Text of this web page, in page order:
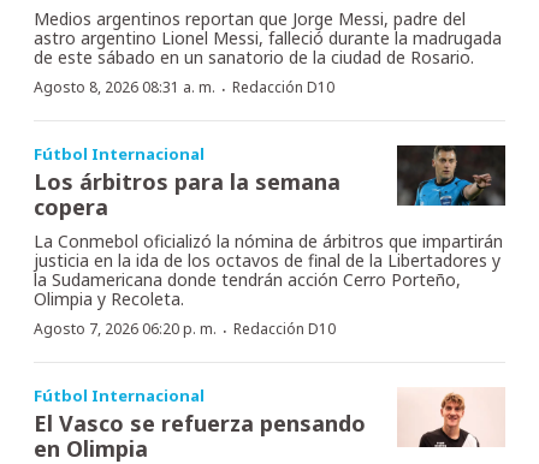
Medios argentinos reportan que Jorge Messi, padre del
astro argentino Lionel Messi, falleció durante la madrugada
de este sábado en un sanatorio de la ciudad de Rosario.
Agosto 8, 2026 08:31 a. m. · Redacción D10
Fútbol Internacional
Los árbitros para la semana
copera
La Conmebol oficializó la nómina de árbitros que impartirán
justicia en la ida de los octavos de final de la Libertadores y
la Sudamericana donde tendrán acción Cerro Porteño,
Olimpia y Recoleta.
Agosto 7, 2026 06:20 p. m. · Redacción D10
Fútbol Internacional
El Vasco se refuerza pensando
en Olimpia